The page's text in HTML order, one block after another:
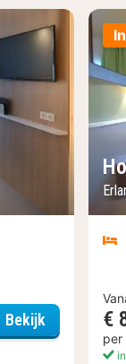
Bekijk Holiday €
per